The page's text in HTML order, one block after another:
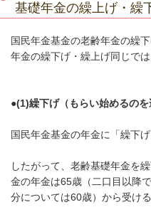
基礎年金の繰上げ・繰
国民年金基金の老齢年金の繰
年金の繰下げ・繰上げ同じで
●(1)繰下げ（もらい始めるの
国民年金基金の年金に「繰下
したがって、老齢基礎年金を
金の年金は65歳（二口目以降
分については60歳）から受け